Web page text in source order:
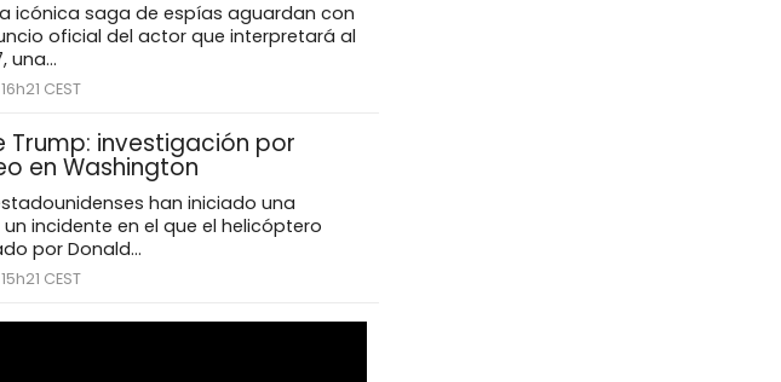
icónica saga de espías aguardan con
oficial del actor que interpretará al
una...
CEST
Trump: investigación por
en Washington
han iniciado una
incidente en el que el helicóptero
por Donald...
CEST